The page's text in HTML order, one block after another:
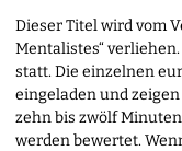
Dieser Titel wird vom
Mentalistes“
statt. Die einzelnen
eingeladen und
zehn bis zwölf
werden bewertet.